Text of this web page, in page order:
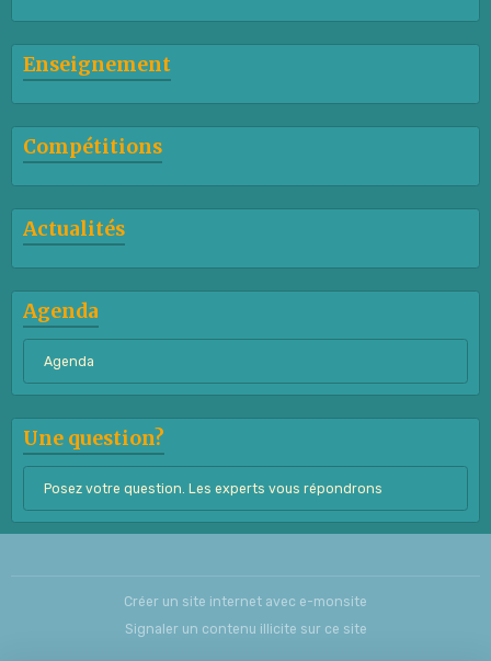
Enseignement
Compétitions
Actualités
Agenda
Agenda
Une question?
Posez votre question. Les experts vous répondrons
Créer un site internet avec e-monsite
Signaler un contenu illicite sur ce site